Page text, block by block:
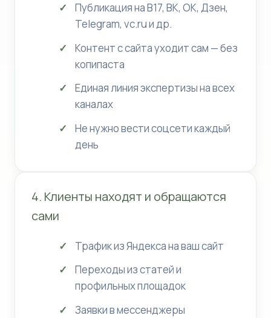
Публикация на B17, ВК, ОК, Дзен,
Telegram, vc.ru и др.
Контент с сайта уходит сам — без
копипаста
Единая линия экспертизы на всех
каналах
Не нужно вести соцсети каждый
день
4. Клиенты находят и обращаются
сами
Трафик из Яндекса на ваш сайт
Переходы из статей и
профильных площадок
Заявки в мессенджеры